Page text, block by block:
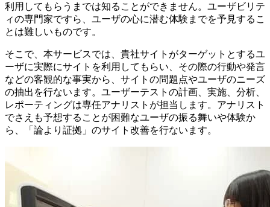
利用してもらうまでは知ることができません。ユーザビリテ
ィの専門家ですら、ユーザの心に潜む体験までを予見するこ
とは難しいものです。
そこで、本サービスでは、貴社サイトがターゲットとするユ
ーザに実際にサイトを利用してもらい、その際の行動や発言
などの客観的な事実から、サイトの問題点やユーザのニーズ
の抽出を行ないます。ユーザーテストの計画、実施、分析、
レポーティングは専任アナリストが担当します。アナリスト
でさえも予想することが困難なユーザの振る舞いや体験か
ら、「論より証拠」のサイト改善を行ないます。